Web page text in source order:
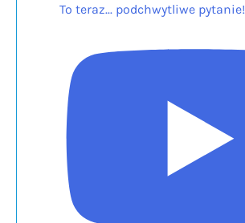
To teraz... podchwytliwe pytanie!